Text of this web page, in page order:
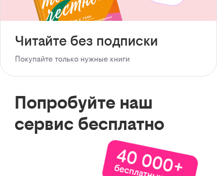
Читайте без подписки
Покупайте только нужные книги
Попробуйте наш
сервис бесплатно